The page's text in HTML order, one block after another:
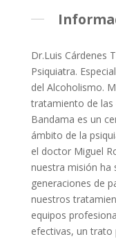
Dr.Luis Cárdenes
Psiquiatra.
del Alcoholismo.
tratamiento de las
Bandama es un
ámbito de la
el doctor Miguel
nuestra misión ha
generaciones de
nuestros
equipos
efectivas, un trato